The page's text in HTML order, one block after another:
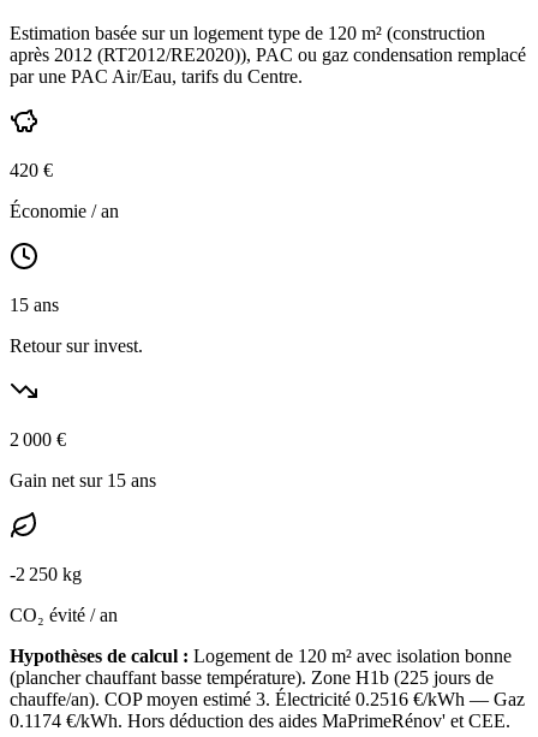
Estimation basée sur un logement type de 120 m² (construction
après 2012 (RT2012/RE2020)), PAC ou gaz condensation remplacé
par une PAC Air/Eau, tarifs du Centre.
420 €
Économie / an
15 ans
Retour sur invest.
2 000 €
Gain net sur 15 ans
-2 250 kg
CO₂ évité / an
Hypothèses de calcul : Logement de 120 m² avec isolation bonne
(plancher chauffant basse température). Zone H1b (225 jours de
chauffe/an). COP moyen estimé 3. Électricité 0.2516 €/kWh — Gaz
0.1174 €/kWh. Hors déduction des aides MaPrimeRénov' et CEE.